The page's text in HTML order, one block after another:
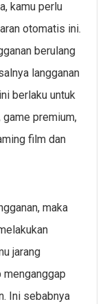
kamu perlu
otomatis ini.
berulang
langganan
berlaku untuk
premium,
film dan
maka
jarang
Ini sebabnya